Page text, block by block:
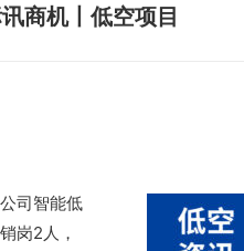
商机丨低空项目
司智能低
岗2人，